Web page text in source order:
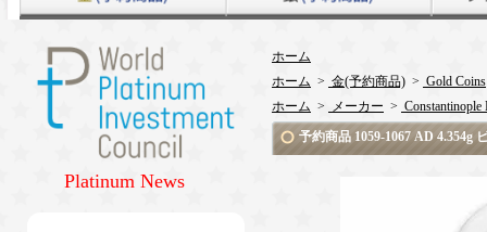
Platinum News
ホーム
ホーム > 金(予約商品) > Gold Coins
ホーム > メーカー > Constantinople
予約商品 1059-1067 AD 4.354g